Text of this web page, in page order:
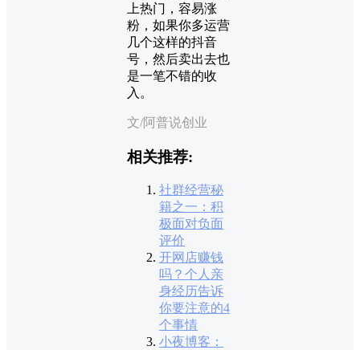
上热门，容易涨
粉，如果你多运营
几个这样的抖音
号，然后卖出去也
是一笔不错的收
入。
文/阿普说创业
相关推荐:
社群经营秘
籍之一：积
极面对负面
评价
开网店赚钱
吗？个人亲
身经历告诉
你要注意的4
个事情
小夜博客：